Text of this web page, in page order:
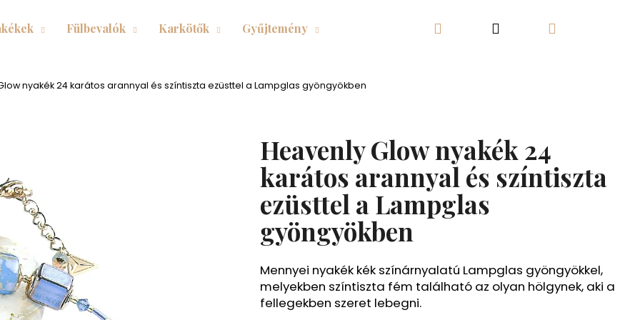
Fülbevalók Karkötők Gyűjtemény Elégedettségi garancia
KeresésBejelentkezés
nyakék 24 karátos arannyal és színtiszta ezüsttel a Lampglas gyöngyökben
Heavenly Glow nyakék 24
karátos arannyal és színtiszta
ezüsttel a Lampglas
gyöngyökben
Mennyei nyakék kék színárnyalatú Lampglas gyöngyökkel,
melyekben színtiszta fém található az olyan hölgynek, aki a
fellegekben szeret lebegni.
Mit keres?